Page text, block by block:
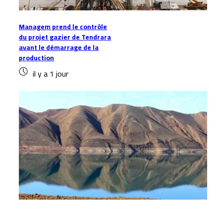
Managem prend le contrôle
du projet gazier de Tendrara
avant le démarrage de la
production
il y a 1 jour